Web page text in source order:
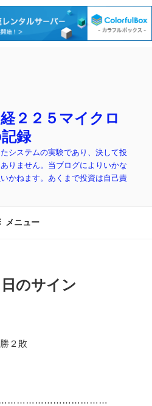
２２５マイクロ
録
システムの実験であり、決して投
りません。当ブログによりいかな
かねます。あくまで投資は自己責
メニュー
のサイン
２敗